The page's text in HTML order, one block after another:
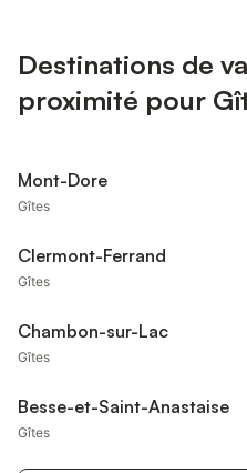
Destinations de
proximité pour
Mont-Dore
Gîtes
Clermont-Ferrand
Gîtes
Chambon-sur-Lac
Gîtes
Besse-et-Saint-Anastaise
Gîtes